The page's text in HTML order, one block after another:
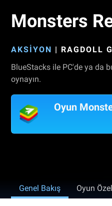
Monsters
AKSIYON | RAGDOLL
BlueStacks ile PC'de ya da
oynayın.
Oyun
Genel Bakış Oyun